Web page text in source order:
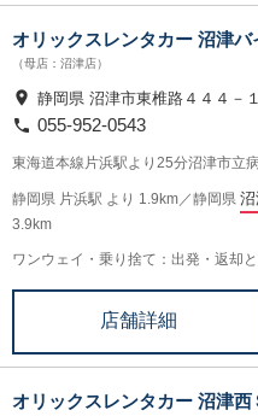
オリックスレンタカー 沼津
（母店：沼津店）
静岡県 沼津市東椎路４４４－
055-952-0543
東海道本線片浜駅より25分沼津市立
静岡県 片浜駅 より 1.9km／静岡県 沼
3.9km
ワンウェイ・乗り捨て：出発・返却と
店舗詳細
オリックスレンタカー 沼津